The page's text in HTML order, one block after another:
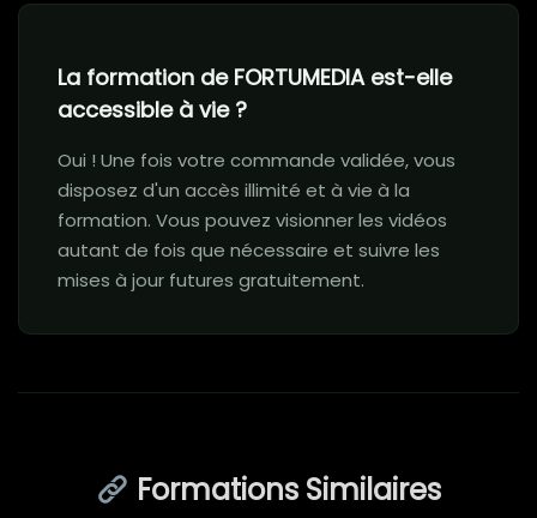
La formation de FORTUMEDIA est-elle
accessible à vie ?
Oui ! Une fois votre commande validée, vous
disposez d'un accès illimité et à vie à la
formation. Vous pouvez visionner les vidéos
autant de fois que nécessaire et suivre les
mises à jour futures gratuitement.
Formations Similaires